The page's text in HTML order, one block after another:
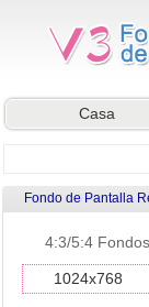
Casa
Fondo de Pantalla
4:3/5:4
1024x768